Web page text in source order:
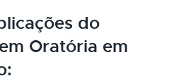
do
Oratória em